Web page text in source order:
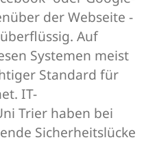
der Webseite -
Auf
Systemen meist
Standard für
IT-
Trier haben bei
Sicherheitslücke